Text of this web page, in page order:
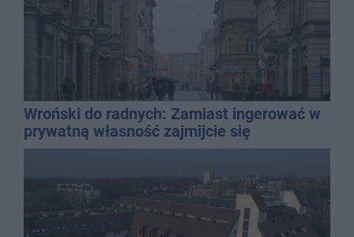
Wroński do radnych: Zamiast ingerować w
prywatną własność zajmijcie się
gospodarką